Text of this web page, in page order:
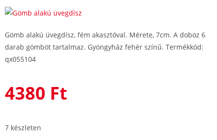
Gömb alakú üvegdísz, fém akasztóval. Mérete, 7cm. A doboz 6
darab gömböt tartalmaz. Gyöngyház fehér színű. Termékkód:
qx055104
4380 Ft
7 készleten